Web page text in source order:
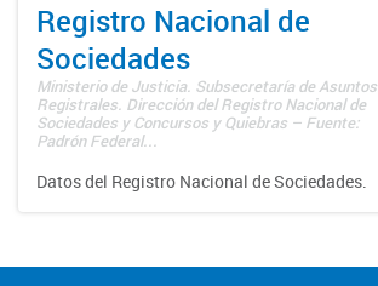
Registro Nacional de
Sociedades
Ministerio de Justicia. Subsecretaría de Asuntos
Registrales. Dirección del Registro Nacional de
Sociedades y Concursos y Quiebras – Fuente:
Padrón Federal...
Datos del Registro Nacional de Sociedades.